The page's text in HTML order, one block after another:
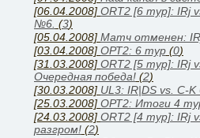
[06.04.2008] ORT2 [6 тур]: IRj
№6. (3)
[05.04.2008] Матч отменен:
[03.04.2008] ОРТ2: 6 тур (0)
[31.03.2008] ORT2 [5 тур]: IRj
Очередная победа! (2)
[30.03.2008] UL3: IR|DS vs. C-K
[25.03.2008] ОРТ2: Итоги 4
[24.03.2008] ORT2 [4 тур]: IRj
разгром! (2)